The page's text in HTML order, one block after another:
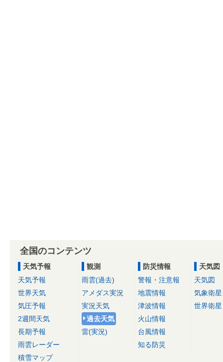
全国のコンテンツ
天気予報
天気予報
世界天気
気圧予報
2週間天気
長期予報
雨雲レーダー
積雪マップ
観測
雨雲(過去)
アメダス実況
実況天気
過去天気
雷(実況)
防災情報
警報・注意報
地震情報
津波情報
火山情報
台風情報
知る防災
天気図
天気図
気象衛星
世界衛星